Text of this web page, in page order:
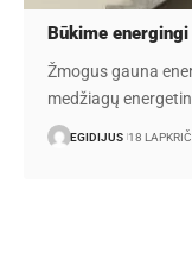
Būkime energingi
Žmogus gauna
medžiagų
EGIDIJUS 18